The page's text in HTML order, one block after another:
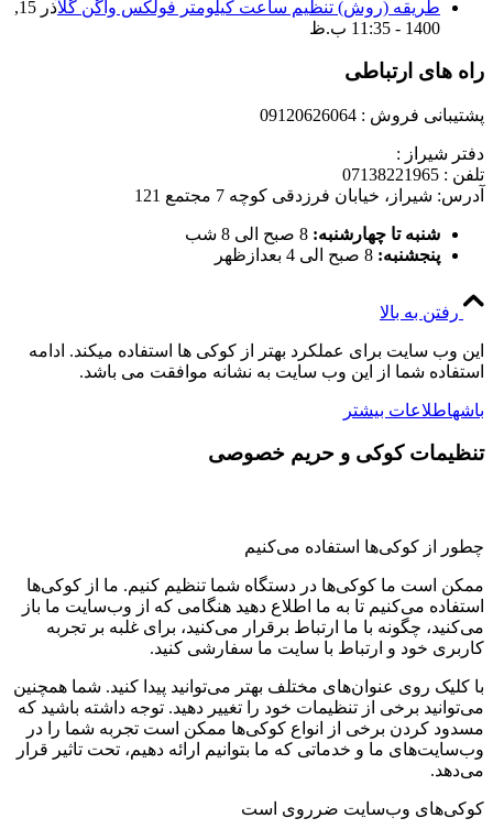
طریقه (روش) تنظیم ساعت کیلومتر فولکس واگن گل
آذر 15,
1400 - 11:35 ب.ظ
راه های ارتباطی
پشتیبانی فروش : 09120626064
دفتر شیراز :
تلفن : 07138221965
آدرس: شیراز، خیابان فرزدقی کوچه 7 مجتمع 121
شنبه تا چهارشنبه: 8 صبح الی 8 شب
پنجشنبه: 8 صبح الی 4 بعدازظهر
رفتن به بالا
این وب سایت برای عملکرد بهتر از کوکی ها استفاده میکند. ادامه
استفاده شما از این وب سایت به نشانه موافقت می باشد.
باشهاطلاعات بیشتر
تنظیمات کوکی و حریم خصوصی
چطور از کوکی‌ها استفاده می‌کنیم
ممکن است ما کوکی‌ها در دستگاه شما تنظیم کنیم. ما از کوکی‌ها
استفاده می‌کنیم تا به ما اطلاع دهید هنگامی که از وب‌سایت ما باز
می‌کنید، چگونه با ما ارتباط برقرار می‌کنید، برای غلبه بر تجربه
کاربری خود و ارتباط با سایت ما سفارشی کنید.
با کلیک روی عنوان‌های مختلف بهتر می‌توانید پیدا کنید. شما همچنین
می‌توانید برخی از تنظیمات خود را تغییر دهید. توجه داشته باشید که
مسدود کردن برخی از انواع کوکی‌ها ممکن است تجربه شما را در
وب‌سایت‌های ما و خدماتی که ما بتوانیم ارائه دهیم، تحت تاثیر قرار
می‌دهد.
کوکی‌های وب‌سایت ضرروی است